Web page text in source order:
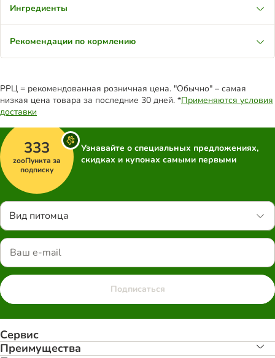
Ингредиенты
Рекомендации по кормлению
РРЦ = рекомендованная розничная цена. "Обычно" – самая
низкая цена товара за последние 30 дней. *Применяются условия
доставки
333
zooПункта за
подписку
Узнавайте о специальных предложениях,
скидках и купонах самыми первыми
Вид питомца
Подписаться
Сервис
Преимуществa